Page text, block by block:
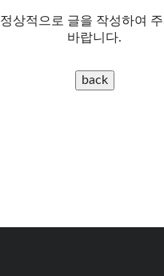
정상적으로 글을 작성하여 주
바랍니다.